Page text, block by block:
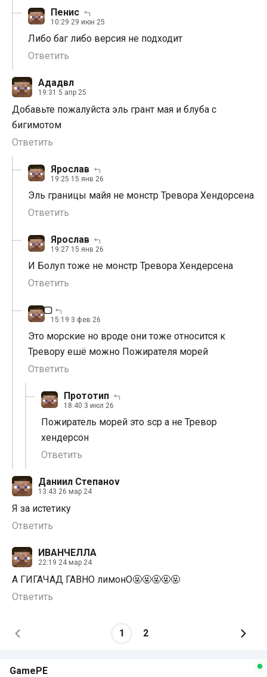
Пенис
10:29 29 июн 25
Либо баг либо версия не подходит
Ответить
Ададвл
19:31 5 апр 25
Добавьте пожалуйста эль грант мая и блуба с
бигимотом
Ответить
Ярослав
19:25 15 янв 26
Эль границы майя не монстр Тревора Хендорсена
Ответить
Ярослав
19:27 15 янв 26
И Болуп тоже не монстр Тревора Хендерсена
Ответить
15:19 3 фев 26
Это морские но вроде они тоже относится к
Тревору ешё можно Пожирателя морей
Ответить
Прототип
18:40 3 июл 26
Пожиратель морей это scp а не Тревор
хендерсон
Ответить
Даниил Степаноv
13:43 26 мар 24
Я за истетику
Ответить
ИВАНЧЕЛЛА
22:19 24 мар 24
А ГИГАЧАД ГАВНО лимонО🤬🤬🤬🤬🤬
Ответить
1 2
GamePE